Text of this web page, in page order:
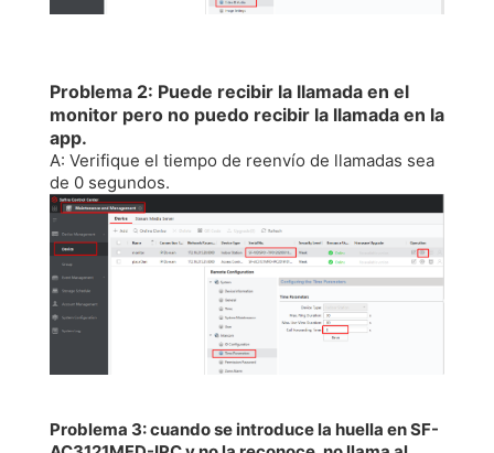
Problema 2: Puede recibir la llamada en el
monitor pero no puedo recibir la llamada en la
app.
A: Verifique el tiempo de reenvío de llamadas sea
de 0 segundos.
Problema 3: cuando se introduce la huella en SF-